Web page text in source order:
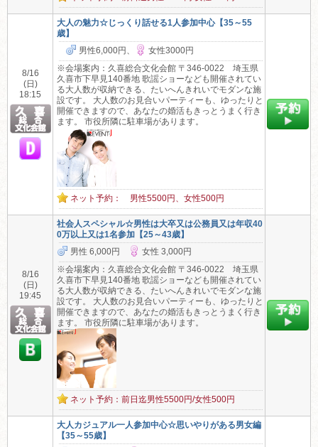
8/16
(日)
18:15
大人の魅力☆じっくり話せる1人参加中心【35～55
歳】
男性6,000円、
女性3000円
※会場案内：久喜総合文化会館 〒346-0022 埼玉県
久喜市下早見140番地 歌謡ショーなども開催されてい
る大人数が収納できる、たいへんきれいでモダンな施
設です。 大人数のお見合いパーティーも、ゆったりと
開催できますので、あなたの婚活もきっとうまく行き
ます。 市役所隣に駐車場があります。
ネット予約： 男性5500円、女性500円
8/16
(日)
19:45
社会人スペシャル☆男性は大卒又は公務員又は年収40
0万以上又は1名参加【25～43歳】
男性 6,000円
女性 3,000円
※会場案内：久喜総合文化会館 〒346-0022 埼玉県
久喜市下早見140番地 歌謡ショーなども開催されてい
る大人数が収納できる、たいへんきれいでモダンな施
設です。 大人数のお見合いパーティーも、ゆったりと
開催できますので、あなたの婚活もきっとうまく行き
ます。 市役所隣に駐車場があります。
ネット予約：前日迄男性5500円/女性500円
大人カジュアル一人参加中心☆思いやりがある男女編
【35～55歳】